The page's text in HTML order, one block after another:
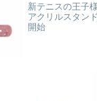
新テニスの王子
アクリルスタン
開始